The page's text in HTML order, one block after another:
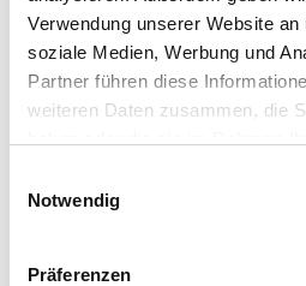
Verwendung unserer Website
soziale Medien, Werbung und
Partner führen diese
weiteren Daten zusammen, die
Notwendig
Präferenzen
Lipka Immobilien
46487 Wesel
Maklerprofil